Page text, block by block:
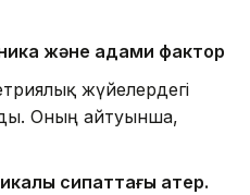
және адами фактор
жүйелердегі
Оның айтуынша,
сипаттағы қатер.